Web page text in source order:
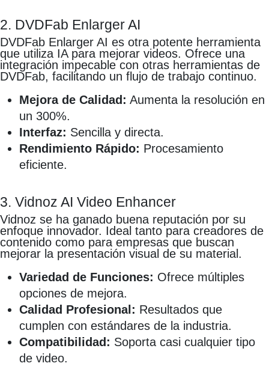
2. DVDFab Enlarger AI
DVDFab Enlarger AI es otra potente herramienta
que utiliza IA para mejorar videos. Ofrece una
integración impecable con otras herramientas de
DVDFab, facilitando un flujo de trabajo continuo.
Mejora de Calidad: Aumenta la resolución en
un 300%.
Interfaz: Sencilla y directa.
Rendimiento Rápido: Procesamiento
eficiente.
3. Vidnoz AI Video Enhancer
Vidnoz se ha ganado buena reputación por su
enfoque innovador. Ideal tanto para creadores de
contenido como para empresas que buscan
mejorar la presentación visual de su material.
Variedad de Funciones: Ofrece múltiples
opciones de mejora.
Calidad Profesional: Resultados que
cumplen con estándares de la industria.
Compatibilidad: Soporta casi cualquier tipo
de video.